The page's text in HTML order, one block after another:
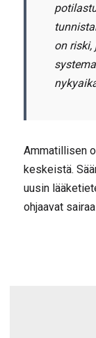
on
Ammatillisen
keskeistä.
uusin
ohjaavat